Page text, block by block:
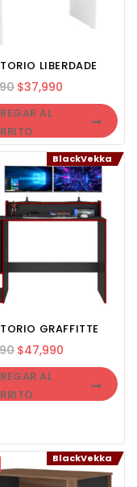
LIBERDADE
$37,990
AL
BlackVekka
GRAFFITTE
$47,990
AL
BlackVekka